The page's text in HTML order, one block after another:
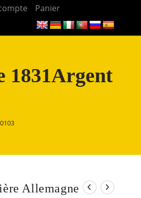
Panier
1831Argent
Allemagne